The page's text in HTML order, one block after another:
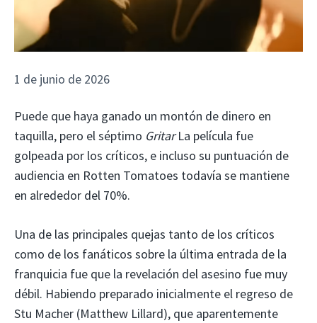
1 de junio de 2026
Puede que haya ganado un montón de dinero en
taquilla, pero el séptimo GritarLa película fue
golpeada por los críticos, e incluso su puntuación de
audiencia en Rotten Tomatoes todavía se mantiene
en alrededor del 70%.
Una de las principales quejas tanto de los críticos
como de los fanáticos sobre la última entrada de la
franquicia fue que la revelación del asesino fue muy
débil. Habiendo preparado inicialmente el regreso de
Stu Macher (Matthew Lillard), que aparentemente